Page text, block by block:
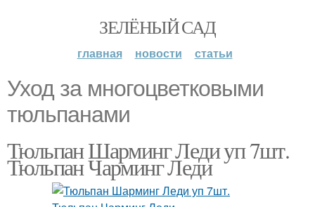
ЗЕЛЁНЫЙ САД
главная новости статьи
Уход за многоцветковыми
тюльпанами
Тюльпан Шарминг Леди уп 7шт.
Тюльпан Чарминг Леди